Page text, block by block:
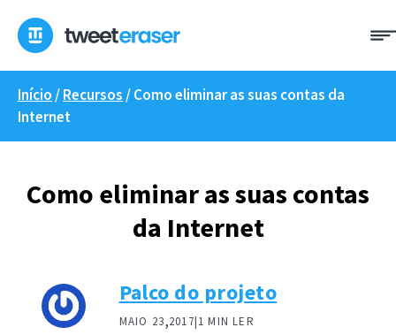
para
conteúdo
Início /Recursos /Como eliminar as suas contas da
Internet
Como eliminar as suas contas
da Internet
Palco do projeto
MAIO 23,2017|1 MIN LER